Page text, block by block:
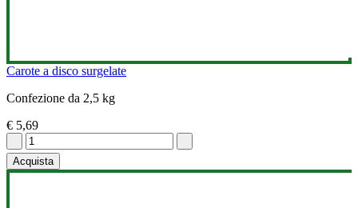
Carote a disco surgelate
Confezione da 2,5 kg
€ 5,69
Acquista